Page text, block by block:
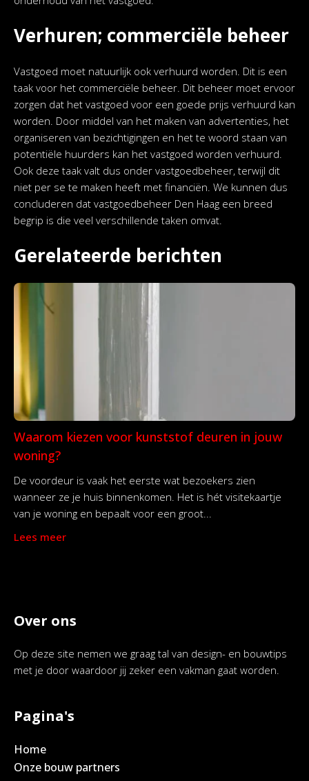
Verhuren; commerciële beheer
Vastgoed moet natuurlijk ook verhuurd worden. Dit is een
taak voor het commerciële beheer. Dit beheer moet ervoor
zorgen dat het vastgoed voor een goede prijs verhuurd kan
worden. Door middel van het maken van advertenties, het
organiseren van bezichtigingen en het te woord staan van
potentiële huurders kan het vastgoed worden verhuurd.
Ook deze taak valt dus onder vastgoedbeheer, terwijl dit
niet per se te maken heeft met financiën. We kunnen dus
concluderen dat vastgoedbeheer Den Haag een breed
begrip is die veel verschillende taken omvat.
Gerelateerde berichten
Waarom kiezen voor kunststof deuren in jouw
woning?
De voordeur is vaak het eerste wat bezoekers zien
wanneer ze je huis binnenkomen. Het is hét visitekaartje
van je woning en bepaalt voor een groot...
Lees meer
Over ons
Op deze site nemen we graag tal van design- en bouwtips
met je door waardoor jij zeker een vakman gaat worden.
Pagina's
Home
Onze bouw partners